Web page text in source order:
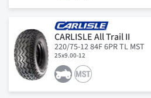
CARLISLE All Trail II
220/75-12 84F 6PR TL MST
25x9.00-12